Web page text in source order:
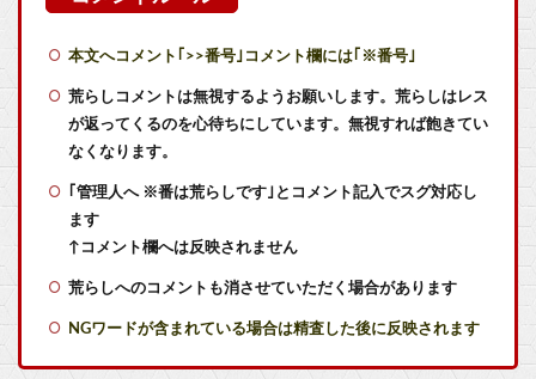
Switch『カルドセプト ザ ファースト』1,858 本
本文へコメント｢>>番号｣コメント欄には｢※番号｣
荒らしコメントは無視するようお願いします。荒らしはレス
が返ってくるのを心待ちにしています。無視すれば飽きてい
なくなります。
｢管理人へ ※番は荒らしです｣とコメント記入でスグ対応し
ます
↑コメント欄へは反映されません
荒らしへのコメントも消させていただく場合があります
NGワードが含まれている場合は精査した後に反映されます